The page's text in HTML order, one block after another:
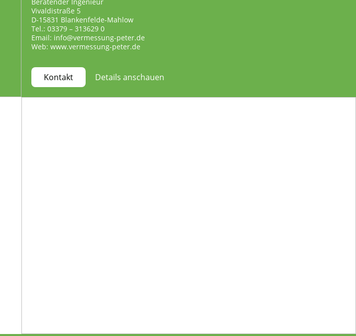
Vivaldistraße 5
D-15831 Blankenfelde-Mahlow
Tel.: 03379 – 313629 0
Email: info@vermessung-peter.de
Web: www.vermessung-peter.de
Kontakt Details anschauen